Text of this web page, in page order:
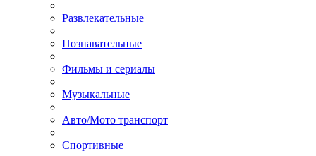
Развлекательные
Познавательные
Фильмы и сериалы
Музыкальные
Авто/Мото транспорт
Спортивные